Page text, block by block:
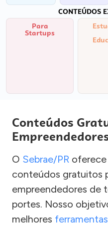
CONTEÚDOS
Para
Startups
Conteúdos
O Sebrae/PR oferece
conteúdos gratuitos
empreendedores de
portes. Nosso
melhores ferramentas